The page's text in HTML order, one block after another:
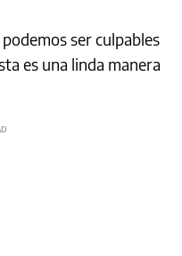
ser culpables
es una linda manera